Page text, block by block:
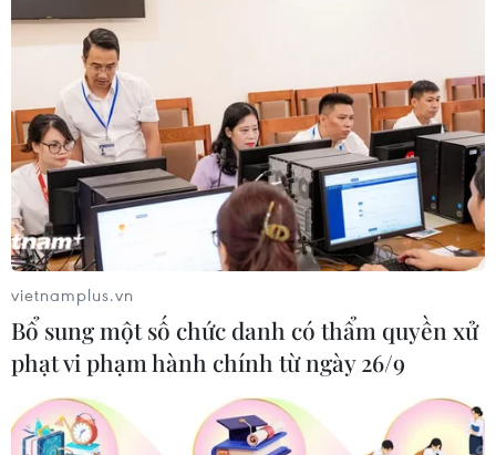
Hà Nội chỉ yêu cầu đóng cửa các quán ăn
đường phố, ngồi ngoài vỉa hè
16/02/2021 13:55
Hà Nội chỉ yêu cầu đóng cửa các quán ăn đường phố,
ngồi ngoài vỉa hè còn các cơ sở, nhà hàng kinh doanh
vietnamplus.vn
Bổ sung một số chức danh có thẩm quyền xử
phạt vi phạm hành chính từ ngày 26/9